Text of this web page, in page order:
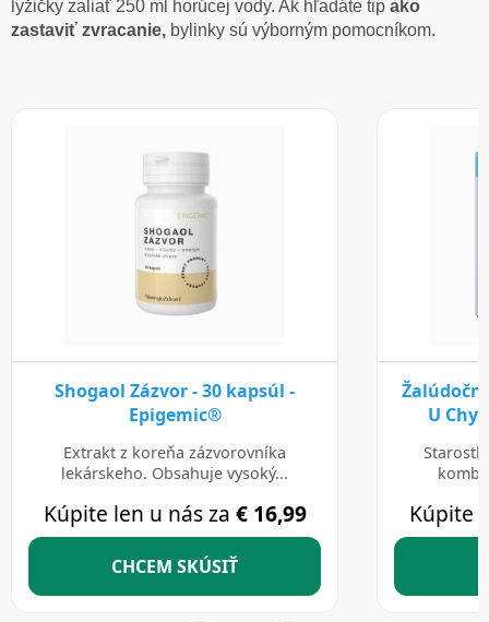
lyžičky zaliať 250 ml horúcej vody. Ak hľadáte tip ako
zastaviť zvracanie, bylinky sú výborným pomocníkom.